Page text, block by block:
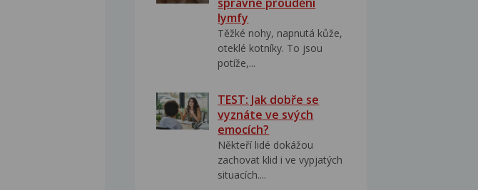
lymfy
Těžké nohy, napnutá kůže,
oteklé kotníky. To jsou
potíže,...
TEST: Jak dobře se
vyznáte ve svých
emocích?
Někteří lidé dokážou
zachovat klid i ve vypjatých
situacích....